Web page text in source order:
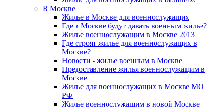
В Москве
Жилье в Москве для военнослужащих
Где в Москве будут давать военным жилье?
Жилье военнослужащим в Москве 2013
Где строят жилье для военнослужащих в
Москве?
Новости - жилье военным в Москве
Предоставление жилья военнослужащим в
Москве
Жилье для военнослужащих в Москве МО
РФ
Жилье военнослужащим в новой Москве